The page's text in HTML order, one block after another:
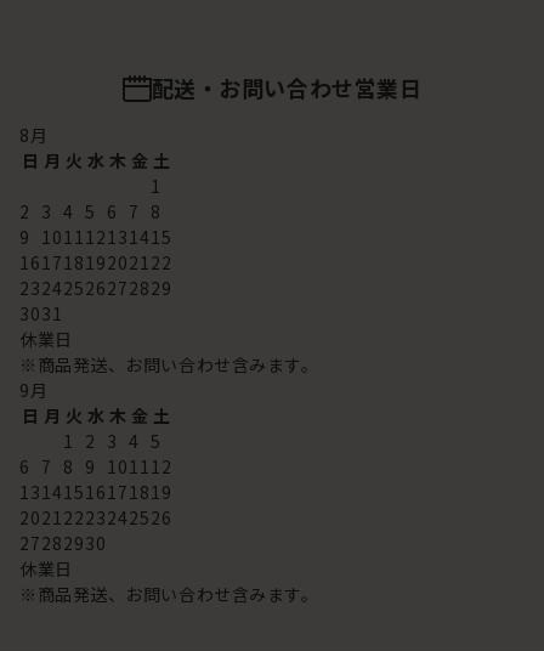
配送・お問い合わせ営業日
8月
日 月 火 水 木 金 土
1
2 3 4 5 6 7 8
9 101112131415
16171819202122
23242526272829
3031
休業日
※商品発送、お問い合わせ含みます。
9月
日 月 火 水 木 金 土
1 2 3 4 5
6 7 8 9 101112
13141516171819
20212223242526
27282930
休業日
※商品発送、お問い合わせ含みます。